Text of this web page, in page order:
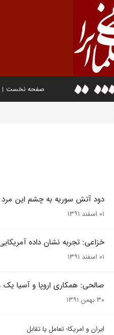
صفحه نخست
دود آتش سوریه به چشم این
۰۱ اسفند ۱۳۹۱
خزاعی: تجربه نشان داده
۰۱ اسفند ۱۳۹۱
صالحی: همکاری اروپا و آسیا
۳۰ بهمن ۱۳۹۱
ایران و امریکا؛ تعامل یا تقابل